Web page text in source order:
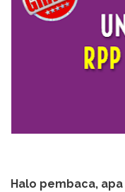
Halo pembaca,